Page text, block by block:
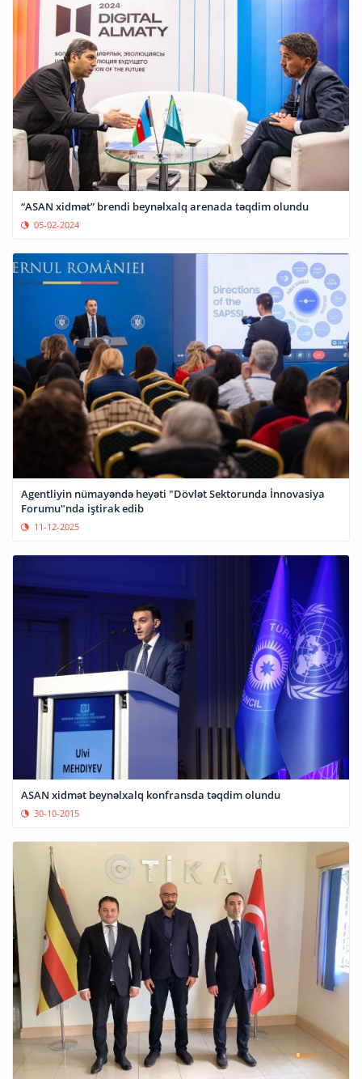
“ASAN xidmət” brendi beynəlxalq arenada təqdim olundu
05-02-2024
Agentliyin nümayəndə heyəti "Dövlət Sektorunda İnnovasiya
Forumu"nda iştirak edib
11-12-2025
ASAN xidmət beynəlxalq konfransda təqdim olundu
30-10-2015